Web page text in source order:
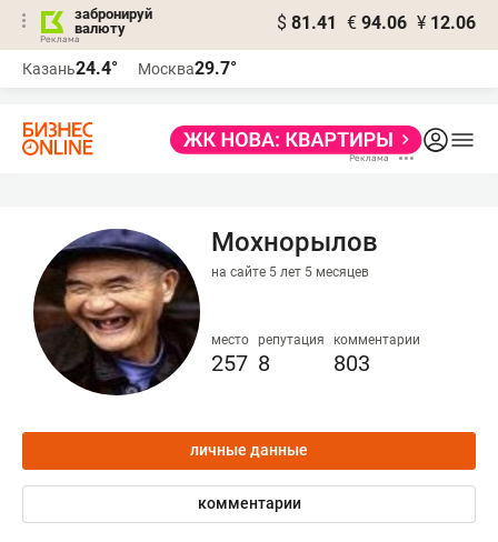
забронируй
валюту
$ 81.41 € 94.06 ¥ 12.06
Казань24.4° Москва29.7°
Мохнорылов
на сайте 5 лет 5 месяцев
место
257
репутация
8
комментарии
803
личные данные
комментарии